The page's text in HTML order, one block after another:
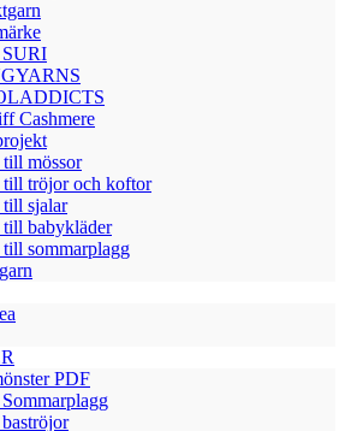
Cashmere
mössor
till tröjor och koftor
till sjalar
till babykläder
sommarplagg
PDF